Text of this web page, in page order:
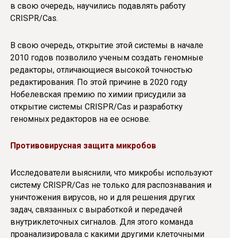
в свою очередь, научились подавлять работу
CRISPR/Cas.
В свою очередь, открытие этой системы в начале
2010 годов позволило ученым создать геномные
редакторы, отличающиеся высокой точностью
редактирования. По этой причине в 2020 году
Нобелевская премию по химии присудили за
открытие системы CRISPR/Cas и разработку
геномных редакторов на ее основе.
Противовирусная защита микробов
Исследователи выяснили, что микробы используют
систему CRISPR/Cas не только для распознавания и
уничтожения вирусов, но и для решения других
задач, связанных с выработкой и передачей
внутриклеточных сигналов. Для этого команда
проанализировала с какими другими клеточными